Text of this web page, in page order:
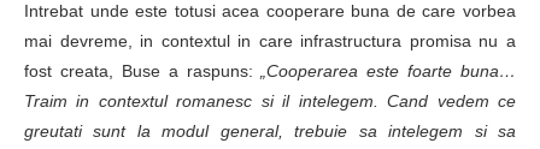
Intrebat unde este totusi acea cooperare buna de care vorbea
mai devreme, in contextul in care infrastructura promisa nu a
fost creata, Buse a raspuns:
„Cooperarea este foarte buna…
Traim in contextul romanesc si il intelegem. Cand vedem ce
greutati sunt la modul general, trebuie sa intelegem si sa